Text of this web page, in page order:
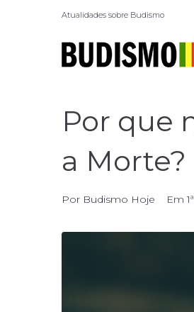
Atualidades sobre Budismo
Por que
a Morte?
Por Budismo Hoje Em